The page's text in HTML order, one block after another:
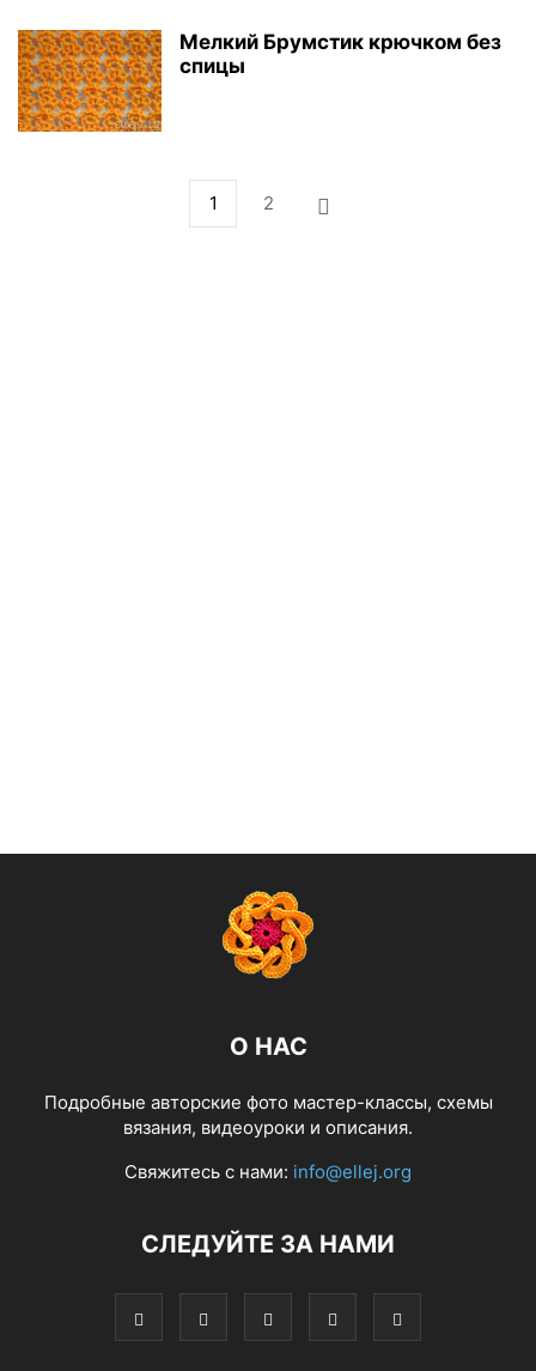
Мелкий Брумстик крючком без
спицы
1 2
О НАС
Подробные авторские фото мастер-классы, схемы
вязания, видеоуроки и описания.
Свяжитесь с нами: info@ellej.org
СЛЕДУЙТЕ ЗА НАМИ